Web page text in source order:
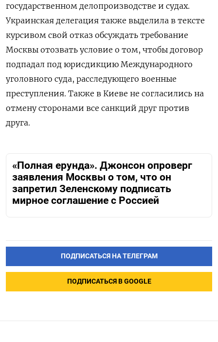
государственном делопроизводстве и судах.
Украинская делегация также выделила в тексте
курсивом свой отказ обсуждать требование
Москвы отозвать условие о том, чтобы договор
подпадал под юрисдикцию Международного
уголовного суда, расследующего военные
преступления. Также в Киеве не согласились на
отмену сторонами все санкций друг против
друга.
«Полная ерунда». Джонсон опроверг
заявления Москвы о том, что он
запретил Зеленскому подписать
мирное соглашение с Россией
ПОДПИСАТЬСЯ НА ТЕЛЕГРАМ
ПОДПИСАТЬСЯ В GOOGLE